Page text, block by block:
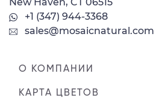
+1 (347) 944-3368
sales@mosaicnatural.com
О КОМПАНИИ
КАРТА ЦВЕТОВ